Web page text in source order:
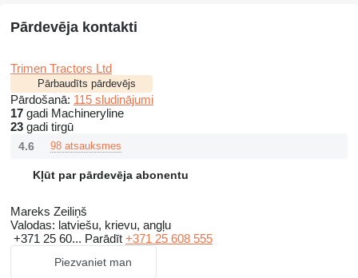
Pārdevēja kontakti
Trimen Tractors Ltd
Pārbaudīts pārdevējs
Pārdošanā: 115 sludinājumi
17 gadi Machineryline
23 gadi tirgū
4.6 98 atsauksmes
Kļūt par pārdevēja abonentu
Mareks Zeiliņš
Valodas: latviešu, krievu, angļu
+371 25 60... Parādīt +371 25 608 555
Piezvaniet man